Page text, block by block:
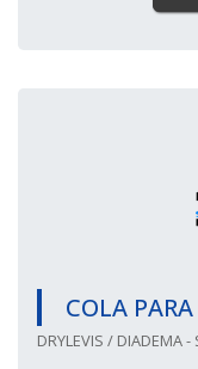
COLA
DRYLEVIS / DIADEMA -